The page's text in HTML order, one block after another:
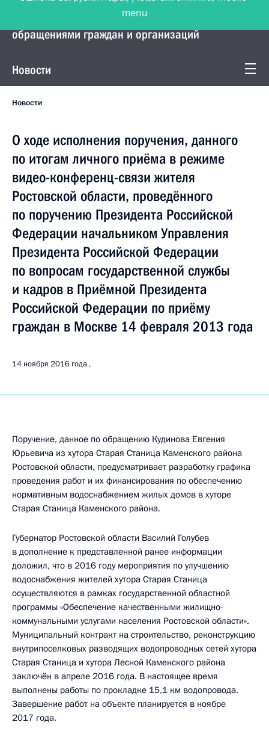
Управление Президента по работе с
обращениями граждан и организаций
Новости
Новости
О ходе исполнения поручения, данного
по итогам личного приёма в режиме
видео-конференц-связи жителя
Ростовской области, проведённого
по поручению Президента Российской
Федерации начальником Управления
Президента Российской Федерации
по вопросам государственной службы
и кадров в Приёмной Президента
Российской Федерации по приёму
граждан в Москве 14 февраля 2013 года
14 ноября 2016 года
Поручение, данное по обращению Кудинова Евгения
Юрьевича из хутора Старая Станица Каменского района
Ростовской области, предусматривает разработку графика
проведения работ и их финансирования по обеспечению
нормативным водоснабжением жилых домов в хуторе
Старая Станица Каменского района.
Губернатор Ростовской области Василий Голубев
в дополнение к представленной ранее информации
доложил, что в 2016 году мероприятия по улучшению
водоснабжения жителей хутора Старая Станица
осуществляются в рамках государственной областной
программы «Обеспечение качественными жилищно-
коммунальными услугами населения Ростовской области».
Муниципальный контракт на строительство, реконструкцию
внутрипоселковых разводящих водопроводных сетей хутора
Старая Станица и хутора Лесной Каменского района
заключён в апреле 2016 года. В настоящее время
выполнены работы по прокладке 15,1 км водопровода.
Завершение работ на объекте планируется в ноябре
2017 года.
menu